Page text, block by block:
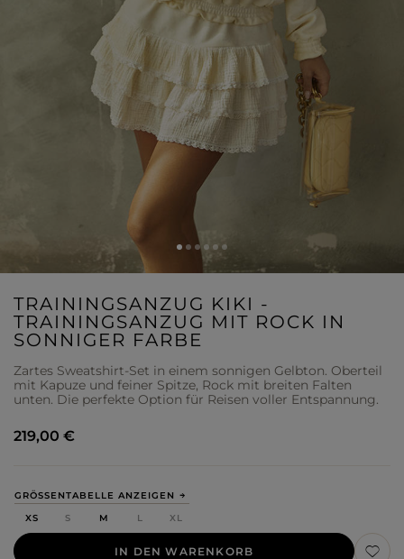
TRAININGSANZUG KIKI -
TRAININGSANZUG MIT ROCK IN
SONNIGER FARBE
Zartes Sweatshirt-Set in einem sonnigen Gelbton. Oberteil
mit Kapuze und feiner Spitze, Rock mit breiten Falten
unten. Die perfekte Option für Reisen voller Entspannung.
GRÖSSENTABELLE ANZEIGEN
XS
S M L XL
IN DEN WARENKORB
219,00 €